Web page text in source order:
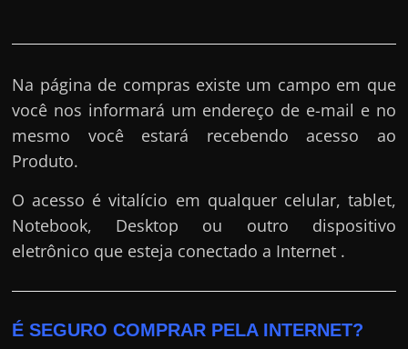
Na página de compras existe um campo em que
você nos informará um endereço de e-mail e no
mesmo você estará recebendo acesso ao
Produto.
O acesso é vitalício em qualquer celular, tablet,
Notebook, Desktop ou outro dispositivo
eletrônico que esteja conectado a Internet .
É SEGURO COMPRAR PELA INTERNET?